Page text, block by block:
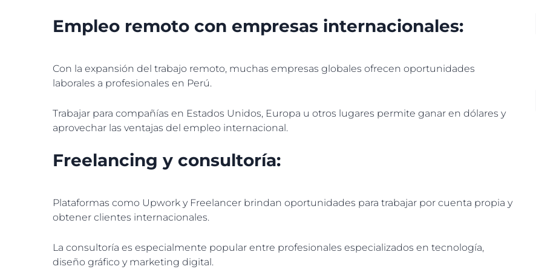
Empleo remoto con empresas internacionales:
Con la expansión del trabajo remoto, muchas empresas globales ofrecen oportunidades
laborales a profesionales en Perú.
Trabajar para compañías en Estados Unidos, Europa u otros lugares permite ganar en dólares y
aprovechar las ventajas del empleo internacional.
Freelancing y consultoría:
Plataformas como Upwork y Freelancer brindan oportunidades para trabajar por cuenta propia y
obtener clientes internacionales.
La consultoría es especialmente popular entre profesionales especializados en tecnología,
diseño gráfico y marketing digital.